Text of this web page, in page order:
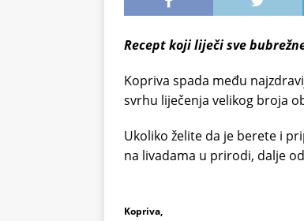
Recept koji liječi sve
Kopriva spada među
svrhu liječenja velikog broja
Ukoliko želite da je berete i
na livadama u prirodi, dalje
Kopriva,